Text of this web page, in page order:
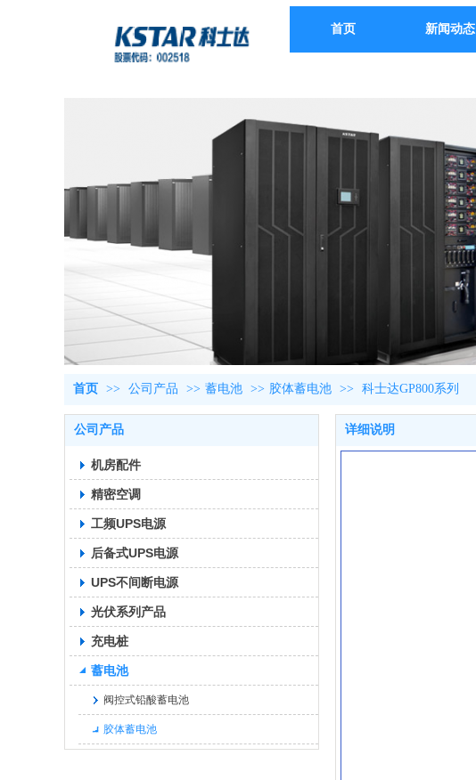
首页 新闻动态
首页 >> 公司产品 >> 蓄电池 >> 胶体蓄电池 >> 科士达GP800系列
公司产品
机房配件
精密空调
工频UPS电源
后备式UPS电源
UPS不间断电源
光伏系列产品
充电桩
蓄电池
阀控式铅酸蓄电池
胶体蓄电池
详细说明